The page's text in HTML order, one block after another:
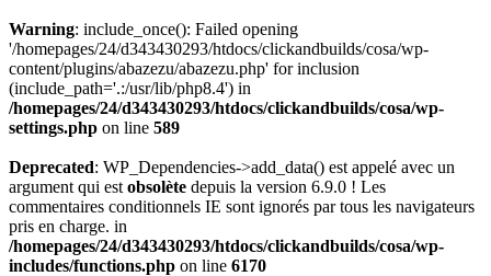
Warning: include_once(): Failed opening
'/homepages/24/d343430293/htdocs/clickandbuilds/cosa/wp-
content/plugins/abazezu/abazezu.php' for inclusion
(include_path='.:/usr/lib/php8.4') in
/homepages/24/d343430293/htdocs/clickandbuilds/cosa/wp-
settings.php on line 589
Deprecated: WP_Dependencies->add_data() est appelé avec un
argument qui est obsolète depuis la version 6.9.0 ! Les
commentaires conditionnels IE sont ignorés par tous les navigateurs
pris en charge. in
/homepages/24/d343430293/htdocs/clickandbuilds/cosa/wp-
includes/functions.php on line 6170